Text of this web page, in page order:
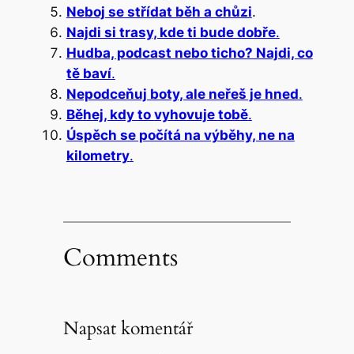
Neboj se střídat běh a chůzi.
Najdi si trasy, kde ti bude dobře.
Hudba, podcast nebo ticho? Najdi, co
tě baví.
Nepodceňuj boty, ale neřeš je hned.
Běhej, kdy to vyhovuje tobě.
Úspěch se počítá na výběhy, ne na
kilometry.
Comments
Napsat komentář